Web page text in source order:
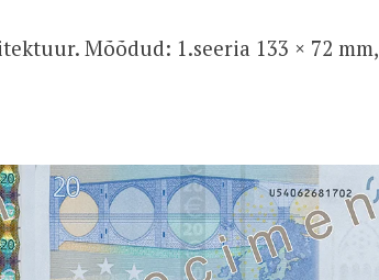
Mõõdud: 1.seeria 133 × 72 mm,